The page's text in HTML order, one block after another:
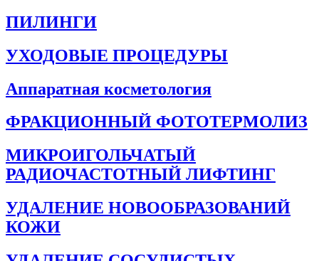
ПИЛИНГИ
УХОДОВЫЕ ПРОЦЕДУРЫ
Аппаратная косметология
ФРАКЦИОННЫЙ ФОТОТЕРМОЛИЗ
МИКРОИГОЛЬЧАТЫЙ
РАДИОЧАСТОТНЫЙ ЛИФТИНГ
УДАЛЕНИЕ НОВООБРАЗОВАНИЙ
КОЖИ